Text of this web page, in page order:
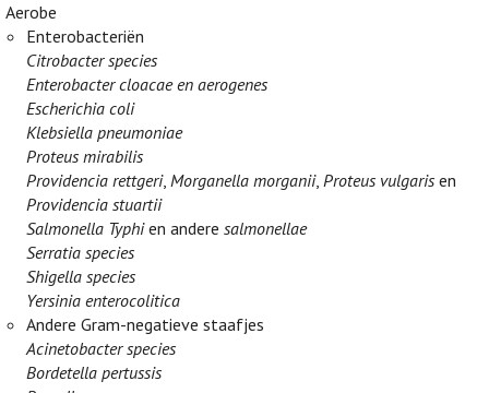
Aerobe
Enterobacteriën
Citrobacter species
Enterobacter cloacae en aerogenes
Escherichia coli
Klebsiella pneumoniae
Proteus mirabilis
Providencia rettgeri,Morganella morganii,Proteus vulgaris en
Providencia stuartii
Salmonella Typhien anderesalmonellae
Serratia species
Shigella species
Yersinia enterocolitica
Andere Gram-negatieve staafjes
Acinetobacter species
Bordetella pertussis